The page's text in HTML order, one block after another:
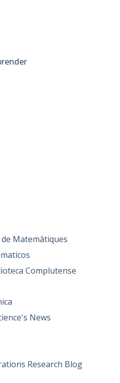
Matemàtiques
Complutense
News
Research Blog